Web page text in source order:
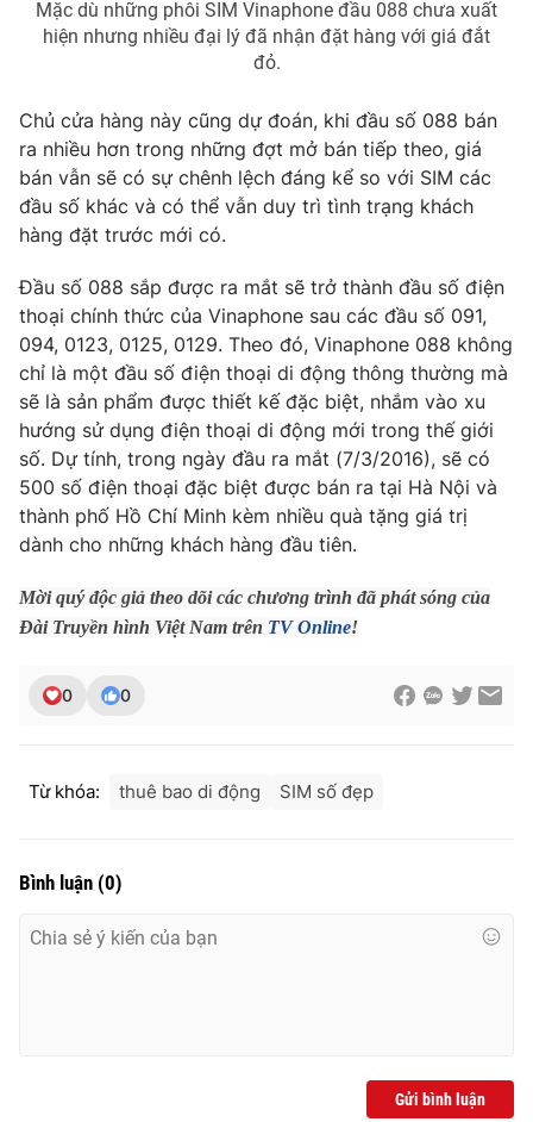
THỜI BÁO VTV
Theo dõi báo trên
Cơ quan chủ quản:Đài Truyền hình Việt Nam
Cơ quan báo chí:
Thời báo VTV
Giấy phép hoạt động báo in và báo điện tử số 483/GP-BTTTT
cấp ngày 29/12/2023
Tổng Biên tập:Vũ Thanh Thủy
Phó Tổng Biên tập:Nguyễn Thị Mỹ Hạnh, Phạm Quốc Thắng,
Nguyễn Trọng Ninh
Tổng đài VTV:024.38 355 931 - 024.38 355 932
Ðiện thoại Thời báo VTV:024.66 897 897
Liên hệ quảng cáo:
® Cấm sao chép dưới mọi hình thức nếu không có sự chấp
Mặc dù những phôi SIM Vinaphone đầu 088 chưa xuất
hiện nhưng nhiều đại lý đã nhận đặt hàng với giá đắt
đỏ.
Chủ cửa hàng này cũng dự đoán, khi đầu số 088 bán
ra nhiều hơn trong những đợt mở bán tiếp theo, giá
bán vẫn sẽ có sự chênh lệch đáng kể so với SIM các
đầu số khác và có thể vẫn duy trì tình trạng khách
hàng đặt trước mới có.
Đầu số 088 sắp được ra mắt sẽ trở thành đầu số điện
thoại chính thức của Vinaphone sau các đầu số 091,
094, 0123, 0125, 0129. Theo đó, Vinaphone 088 không
chỉ là một đầu số điện thoại di động thông thường mà
sẽ là sản phẩm được thiết kế đặc biệt, nhắm vào xu
hướng sử dụng điện thoại di động mới trong thế giới
số. Dự tính, trong ngày đầu ra mắt (7/3/2016), sẽ có
500 số điện thoại đặc biệt được bán ra tại Hà Nội và
thành phố Hồ Chí Minh kèm nhiều quà tặng giá trị
dành cho những khách hàng đầu tiên.
Mời quý độc giả theo dõi các chương trình đã phát sóng của
Đài Truyền hình Việt Nam trên TV Online!
0 0
Từ khóa: thuê bao di động SIM số đẹp
Bình luận (0)
Gửi bình luận